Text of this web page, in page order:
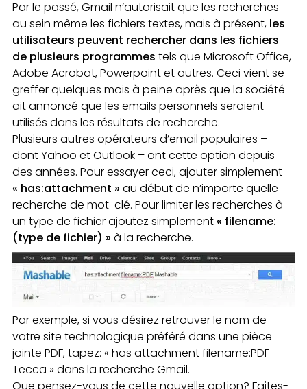
Par le passé, Gmail n’autorisait que les recherches
au sein même les fichiers textes, mais à présent, les
utilisateurs peuvent rechercher dans les fichiers
de plusieurs programmes tels que Microsoft Office,
Adobe Acrobat, Powerpoint et autres. Ceci vient se
greffer quelques mois à peine après que la société
ait annoncé que les emails personnels seraient
utilisés dans les résultats de recherche.
Plusieurs autres opérateurs d’email populaires –
dont Yahoo et Outlook – ont cette option depuis
des années. Pour essayer ceci, ajouter simplement
« has:attachment » au début de n’importe quelle
recherche de mot-clé. Pour limiter les recherches à
un type de fichier ajoutez simplement « filename:
(type de fichier) » à la recherche.
Par exemple, si vous désirez retrouver le nom de
votre site technologique préféré dans une pièce
jointe PDF, tapez: « has attachment filename:PDF
Tecca » dans la recherche Gmail.
Que pensez-vous de cette nouvelle option? Faites-